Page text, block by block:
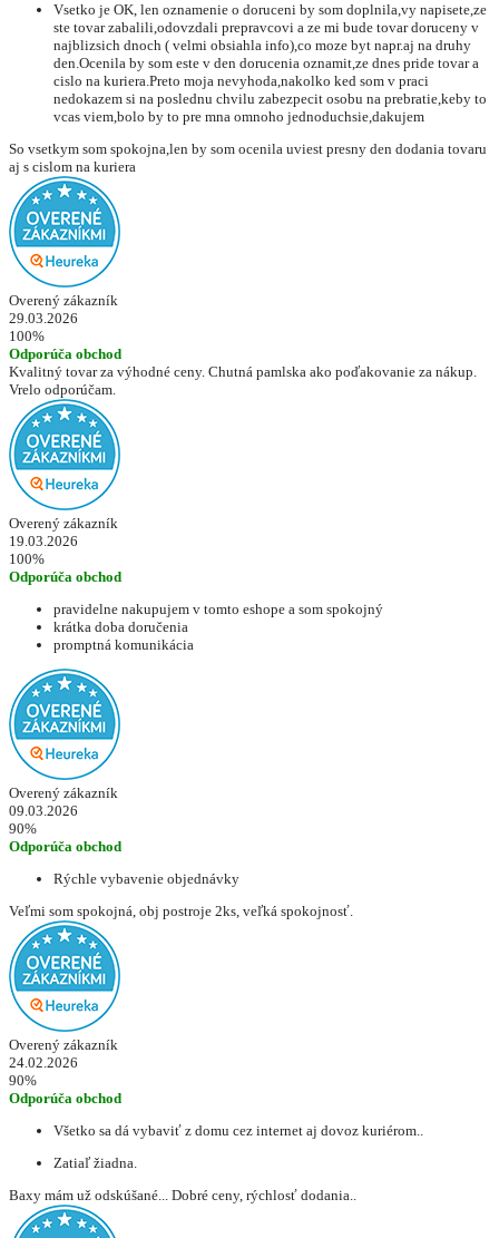
Vsetko je OK, len oznamenie o doruceni by som doplnila,vy napisete,ze
ste tovar zabalili,odovzdali prepravcovi a ze mi bude tovar doruceny v
najblizsich dnoch ( velmi obsiahla info),co moze byt napr.aj na druhy
den.Ocenila by som este v den dorucenia oznamit,ze dnes pride tovar a
cislo na kuriera.Preto moja nevyhoda,nakolko ked som v praci
nedokazem si na poslednu chvilu zabezpecit osobu na prebratie,keby to
vcas viem,bolo by to pre mna omnoho jednoduchsie,dakujem
So vsetkym som spokojna,len by som ocenila uviest presny den dodania tovaru
aj s cislom na kuriera
Overený zákazník
29.03.2026
100%
Odporúča obchod
Kvalitný tovar za výhodné ceny. Chutná pamlska ako poďakovanie za nákup.
Vrelo odporúčam.
Overený zákazník
19.03.2026
100%
Odporúča obchod
pravidelne nakupujem v tomto eshope a som spokojný
krátka doba doručenia
promptná komunikácia
Overený zákazník
09.03.2026
90%
Odporúča obchod
Rýchle vybavenie objednávky
Veľmi som spokojná, obj postroje 2ks, veľká spokojnosť.
Overený zákazník
24.02.2026
90%
Odporúča obchod
Všetko sa dá vybaviť z domu cez internet aj dovoz kuriérom..
Zatiaľ žiadna.
Baxy mám už odskúšané... Dobré ceny, rýchlosť dodania..